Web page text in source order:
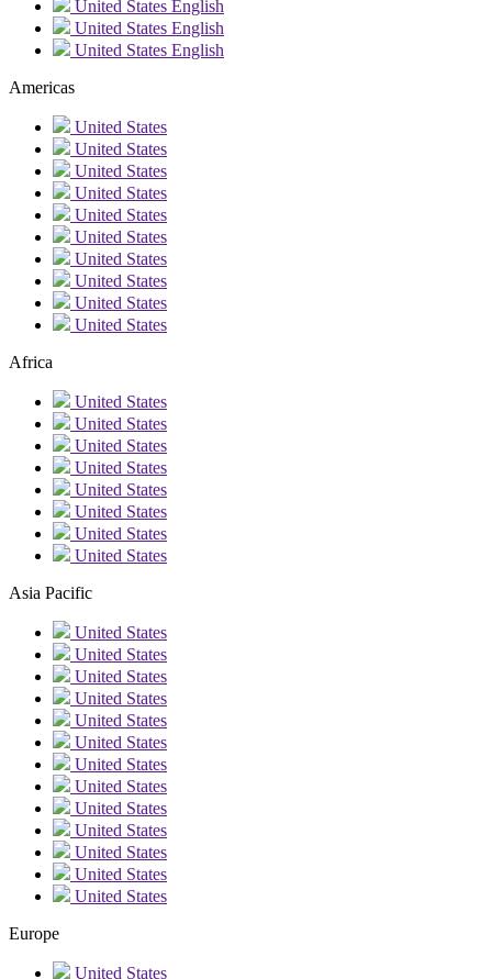
United States English
United States English
United States English
Americas
United States
United States
United States
United States
United States
United States
United States
United States
United States
United States
Africa
United States
United States
United States
United States
United States
United States
United States
United States
Asia Pacific
United States
United States
United States
United States
United States
United States
United States
United States
United States
United States
United States
United States
United States
Europe
United States